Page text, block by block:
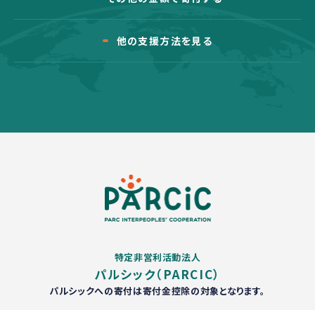
他の支援方法を見る
特定非営利活動法人
パルシック（PARCIC）
パルシックへの寄付は寄付金控除の対象となります。